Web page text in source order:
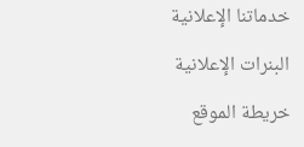
خدماتنا الإعلانية
البنرات الإعلانية
خريطة الموقع